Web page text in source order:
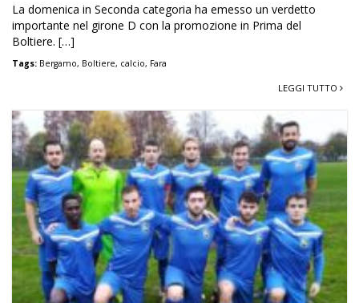
La domenica in Seconda categoria ha emesso un verdetto
importante nel girone D con la promozione in Prima del
Boltiere. […]
Tags: Bergamo, Boltiere, calcio, Fara
LEGGI TUTTO